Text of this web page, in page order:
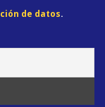
de datos.